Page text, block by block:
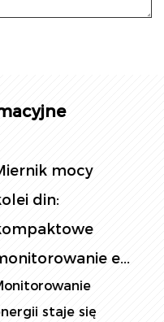
zasilania
Najlepszy
po ...
dzisiejszym
świadomości
monit...